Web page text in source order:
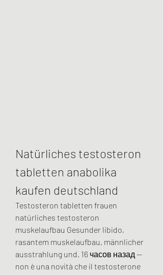
Natürliches testosteron
tabletten anabolika
kaufen deutschland
Testosteron tabletten frauen
natürliches testosteron
muskelaufbau Gesunder libido,
rasantem muskelaufbau, männlicher
ausstrahlung und. 16 часов назад —
non è una novità che il testosterone